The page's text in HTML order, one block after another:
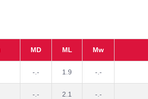
MD ML Mw
-.- 1.9 -.-
-.- 2.1 -.-